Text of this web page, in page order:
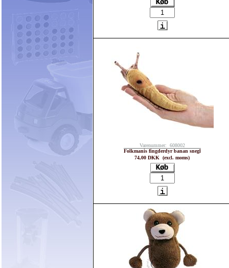
Varenummer: 608002
Folkmanis fingderdyr banan snegl
74,00 DKK (excl. moms)